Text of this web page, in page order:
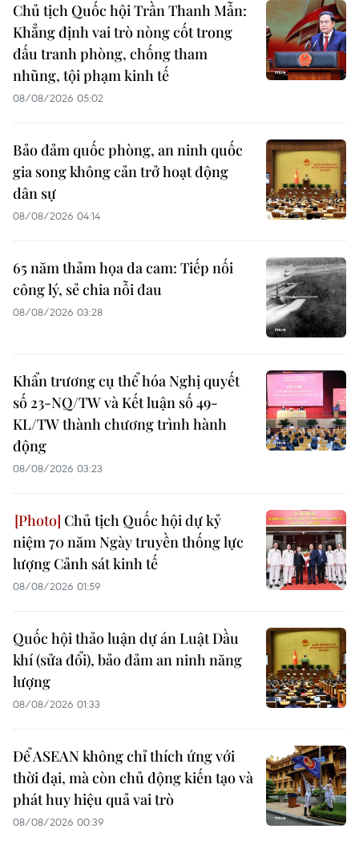
Chủ tịch Quốc hội Trần Thanh Mẫn:
Khẳng định vai trò nòng cốt trong
đấu tranh phòng, chống tham
nhũng, tội phạm kinh tế
08/08/2026 05:02
Bảo đảm quốc phòng, an ninh quốc
gia song không cản trở hoạt động
dân sự
08/08/2026 04:14
65 năm thảm họa da cam: Tiếp nối
công lý, sẻ chia nỗi đau
08/08/2026 03:28
Khẩn trương cụ thể hóa Nghị quyết
số 23-NQ/TW và Kết luận số 49-
KL/TW thành chương trình hành
động
08/08/2026 03:23
Chủ tịch Quốc hội dự kỷ
niệm 70 năm Ngày truyền thống lực
lượng Cảnh sát kinh tế
08/08/2026 01:59
Quốc hội thảo luận dự án Luật Dầu
khí (sửa đổi), bảo đảm an ninh năng
lượng
08/08/2026 01:33
Để ASEAN không chỉ thích ứng với
thời đại, mà còn chủ động kiến tạo và
phát huy hiệu quả vai trò
08/08/2026 00:39